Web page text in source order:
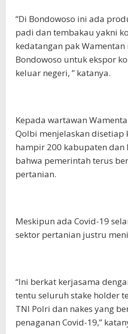
“Di Bondowoso ini ada
padi dan tembakau yakni
kedatangan pak
Bondowoso untuk ekspor
keluar negeri, ” katanya.
Kepada wartawan
Qolbi menjelaskan disetiap
hampir 200 kabupaten dan
bahwa pemerintah terus
pertanian.
Meskipun ada Covid-19
sektor pertanian justru
“Ini berkat kerjasama
tentu seluruh stake holder
TNI Polri dan nakes yang
penaganan Covid-19,”